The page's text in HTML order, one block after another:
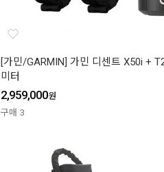
[가민/GARMIN] 가민 디센트 X50i +
미터
2,959,000원
구매 3